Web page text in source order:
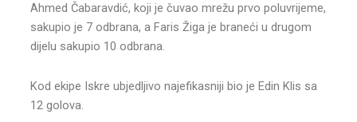
Ahmed Čabaravdić, koji je čuvao mrežu prvo poluvrijeme,
sakupio je 7 odbrana, a Faris Žiga je braneći u drugom
dijelu sakupio 10 odbrana.
Kod ekipe Iskre ubjedljivo najefikasniji bio je Edin Klis sa
12 golova.